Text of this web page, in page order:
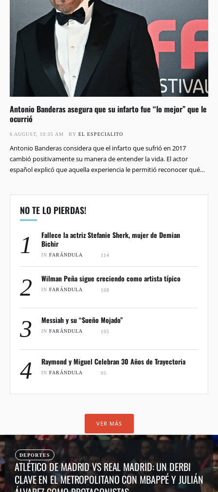
Antonio Banderas asegura que su infarto fue “lo mejor” que le
ocurrió
6 AUGUST, 10:35 AM BY EL ESPECIALITO
Antonio Banderas considera que el infarto que sufrió en 2017
cambió positivamente su manera de entender la vida. El actor
español explicó que aquella experiencia le permitió reconocer qué
NO TE LO PIERDAS!
1
Fallece la actriz Stefanie Sherk, mujer de Demian
Bichir
IN FARÁNDULA 114
2 Wilman Peña sigue creciendo como artista típico
IN FARÁNDULA 108
3 Messiah y su “Sueño Mojado”
IN FARÁNDULA 105
4 Raymond y Miguel Celebran 30 Años de Trayectoria
IN FARÁNDULA 95
VER MÁS
DEPORTES
ATLÉTICO DE MADRID VS REAL MADRID: UN DERBI
CLAVE EN EL METROPOLITANO CON MBAPPÉ Y JULIÁN